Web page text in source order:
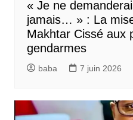
« Je ne
jamais… » : La
Makhtar Cissé aux
gendarmes
baba 7 juin 2026